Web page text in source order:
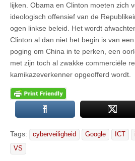
lijken. Obama en Clinton moeten zich
ideologisch offensief van de
ogen linkse beleid. Het wordt
Clinton al dan niet het begin is van
poging om China in te perken, een
met zijn toch al zwakke commerciële
kamikazeverkenner opgeofferd wordt.
Tags: cyberveiligheid Google ICT
VS